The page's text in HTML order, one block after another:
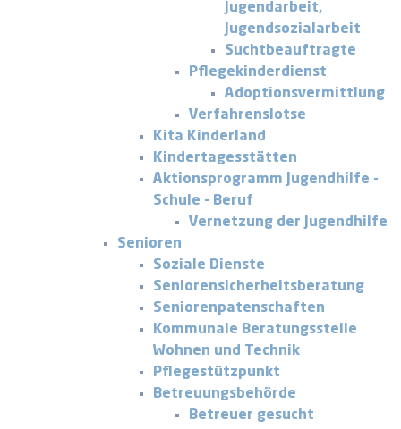
Jugendarbeit,
Jugendsozialarbeit
Suchtbeauftragte
Pflegekinderdienst
Adoptionsvermittlung
Verfahrenslotse
Kita Kinderland
Kindertagesstätten
Aktionsprogramm Jugendhilfe -
Schule - Beruf
Vernetzung der Jugendhilfe
Senioren
Soziale Dienste
Seniorensicherheitsberatung
Seniorenpatenschaften
Kommunale Beratungsstelle
Wohnen und Technik
Pflegestützpunkt
Betreuungsbehörde
Betreuer gesucht